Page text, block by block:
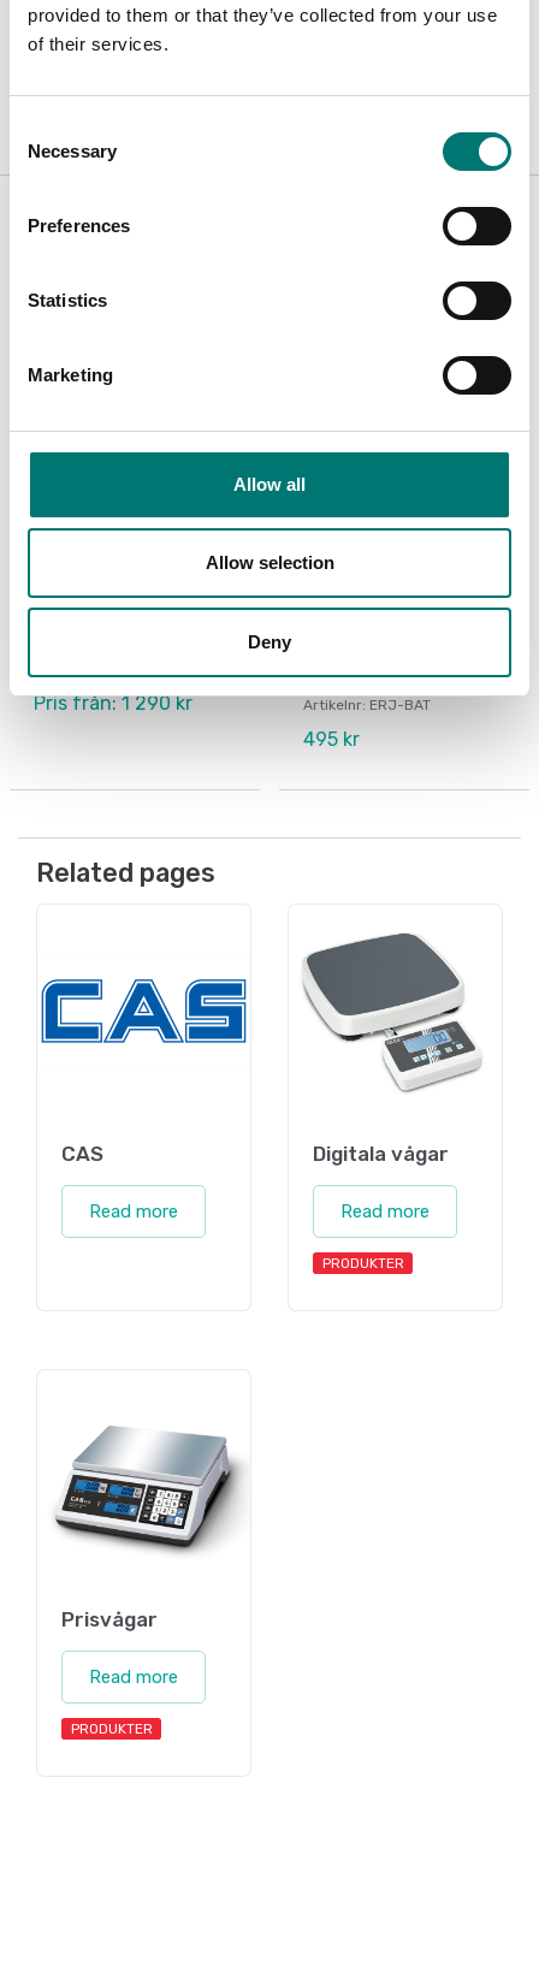
provided to them or that they’ve collected from your use
of their services.
Selection
Necessary
Preferences
Statistics
Marketing
Allow all
Allow selection
Deny
Datasheet ER JR Series V1.pdf Ladda ner
Ackrediterad ISO17025
Finns i flera varianter
Pris från: 1 290 kr
Bordsvågar
6V/4Ah, 99x70x47 mm.
Artikelnr: ERJ-BAT
495 kr
Related pages
CAS
Read more
Digitala vågar
Read more
PRODUKTER
Prisvågar
Read more
PRODUKTER